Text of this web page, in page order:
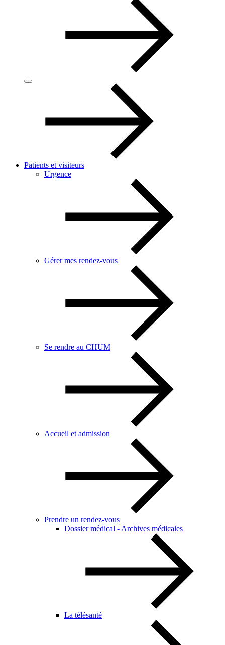
Patients et visiteurs
Urgence
Gérer mes rendez-vous
Se rendre au CHUM
Accueil et admission
Prendre un rendez-vous
Dossier médical - Archives médicales
La télésanté